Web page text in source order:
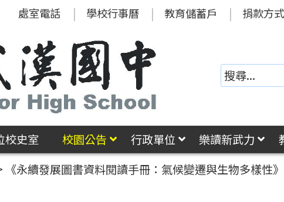
處室電話 學校行事曆 教育儲蓄戶 捐款方式
校史室 校園公告 行政單位 樂讀新武力
《永續發展圖書資料閱讀手冊：氣候變遷與生物多樣性